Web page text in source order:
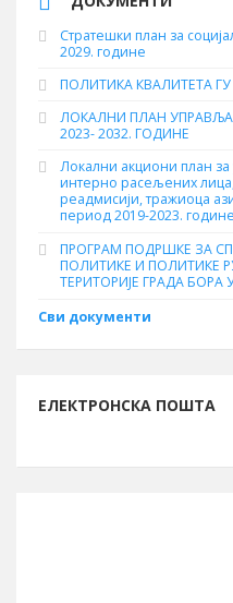
Стратешки план за
2029. године
ПОЛИТИКА КВАЛИТЕТА ГУ
ЛОКАЛНИ ПЛАН
2023- 2032. ГОДИНЕ
Локални акциони план
интерно расељених
реадмисији, тражиоца
период 2019-2023. године
ПРОГРАМ ПОДРШКЕ ЗА
ПОЛИТИКЕ И ПОЛИТИКЕ
ТЕРИТОРИЈЕ ГРАДА БОРА
Сви документи
ЕЛЕКТРОНСКА ПОШТА